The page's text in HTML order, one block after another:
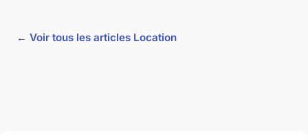
← Voir tous les articles Location